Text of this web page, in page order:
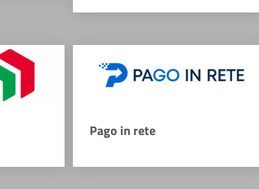
Pago in rete